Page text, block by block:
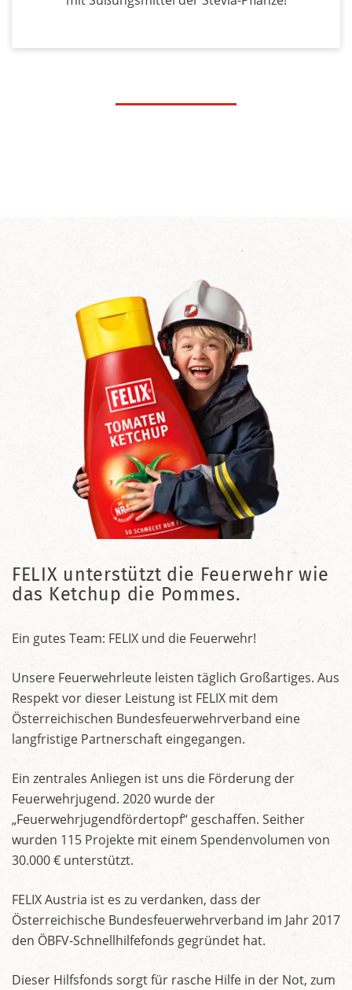
FELIX unterstützt die Feuerwehr wie
das Ketchup die Pommes.
Ein gutes Team: FELIX und die Feuerwehr!
Unsere Feuerwehrleute leisten täglich Großartiges. Aus
Respekt vor dieser Leistung ist FELIX mit dem
Österreichischen Bundesfeuerwehrverband eine
langfristige Partnerschaft eingegangen.
Ein zentrales Anliegen ist uns die Förderung der
Feuerwehrjugend. 2020 wurde der
„Feuerwehrjugendfördertopf“ geschaffen. Seither
wurden 115 Projekte mit einem Spendenvolumen von
30.000 € unterstützt.
FELIX Austria ist es zu verdanken, dass der
Österreichische Bundesfeuerwehrverband im Jahr 2017
den ÖBFV-Schnellhilfefonds gegründet hat.
Dieser Hilfsfonds sorgt für rasche Hilfe in der Not, zum